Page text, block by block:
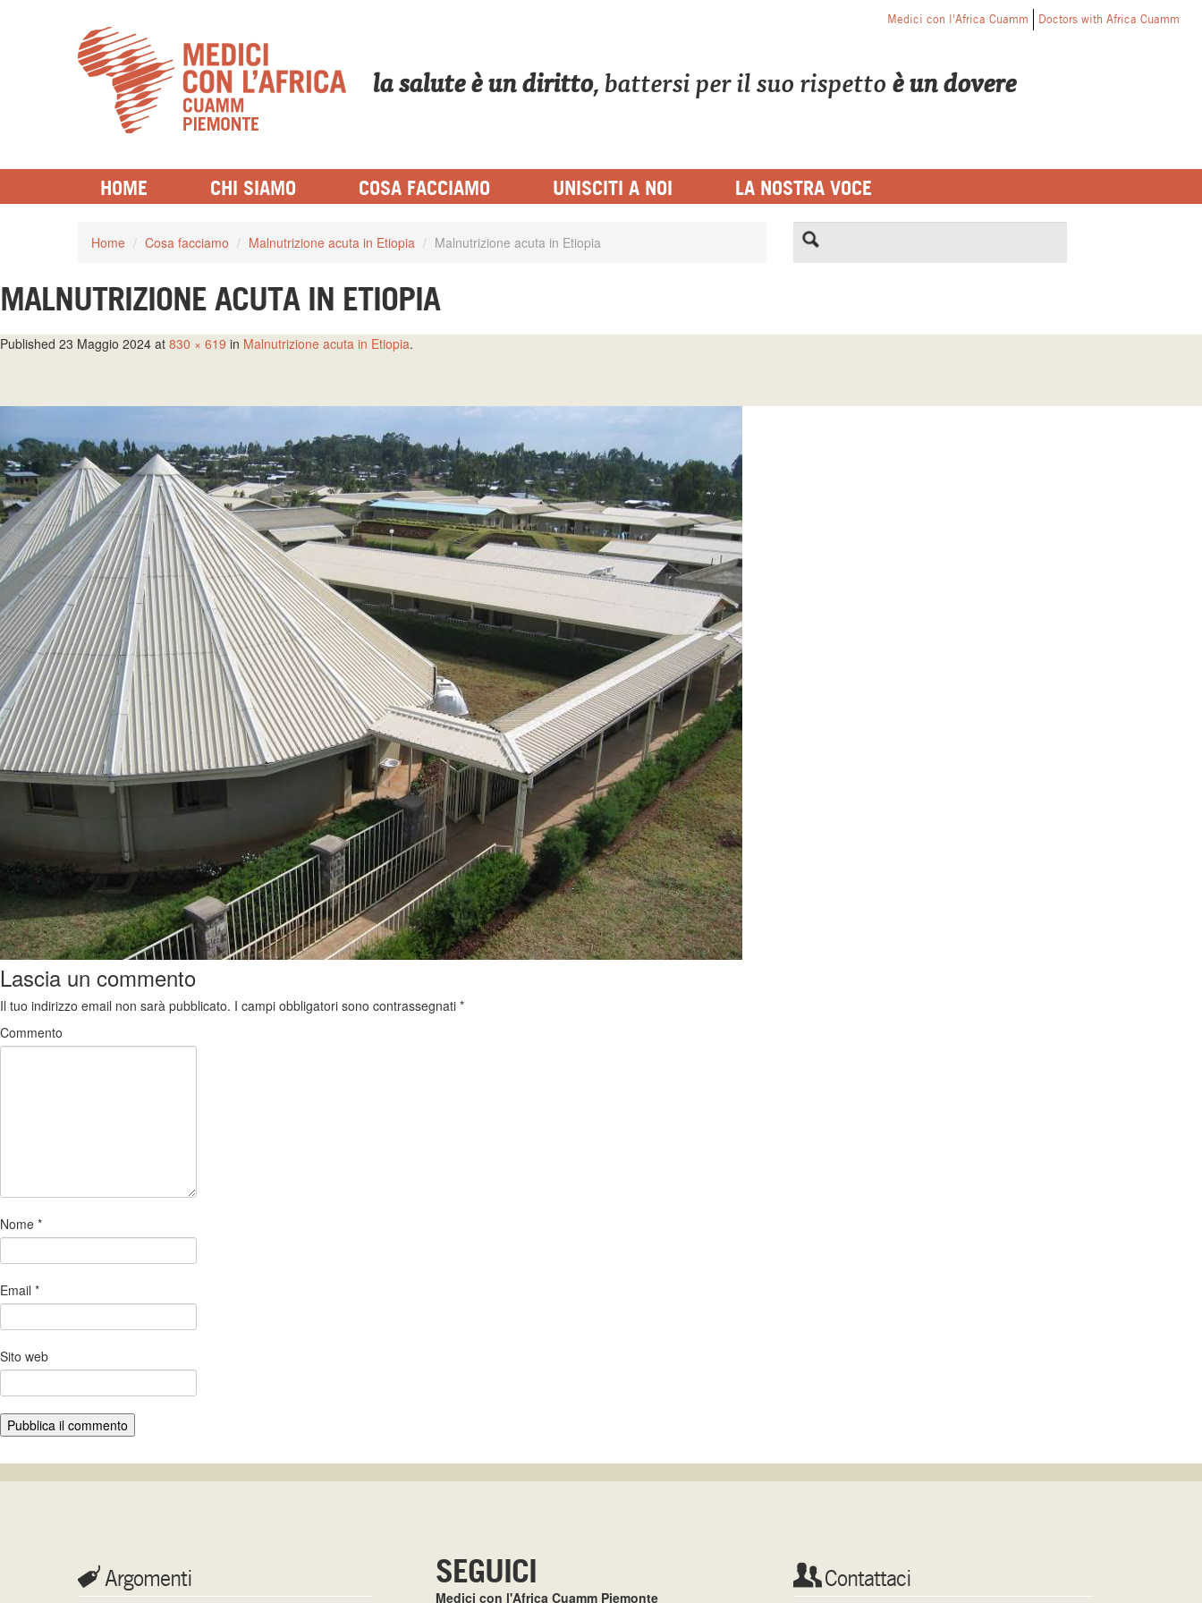
la salute è un diritto, battersi per il suo rispetto è un dovere
Medici con l'Africa Cuamm Doctors with Africa Cuamm
LE CATEGORIE DI MEDICI PER L'AFRICA
HOME CHI SIAMO COSA FACCIAMO UNISCITI A NOI LA NOSTRA VOCE
Home / Cosa facciamo / Malnutrizione acuta in Etiopia / malnutrizione acuta in Etiopia
MALNUTRIZIONE ACUTA IN ETIOPIA
Published 23 Maggio 2024 at 830 × 619 in Malnutrizione acuta in Etiopia.
Lascia un commento
Il tuo indirizzo email non sarà pubblicato. I campi obbligatori sono contrassegnati *
Commento
Nome *
Email *
Sito web
Argomenti SEGUICI
Medici con l'Africa Cuamm Piemonte
Contattaci